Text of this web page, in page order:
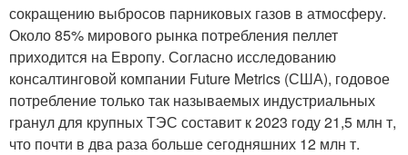
сокращению выбросов парниковых газов в атмосферу.
Около 85% мирового рынка потребления пеллет
приходится на Европу. Согласно исследованию
консалтинговой компании Future Metrics (США), годовое
потребление только так называемых индустриальных
гранул для крупных ТЭС составит к 2023 году 21,5 млн т,
что почти в два раза больше сегодняшних 12 млн т.